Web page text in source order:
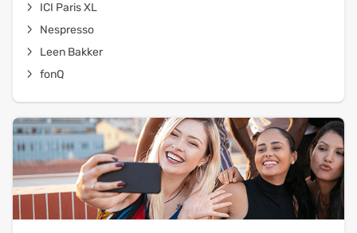
ICI Paris XL
Nespresso
Leen Bakker
fonQ